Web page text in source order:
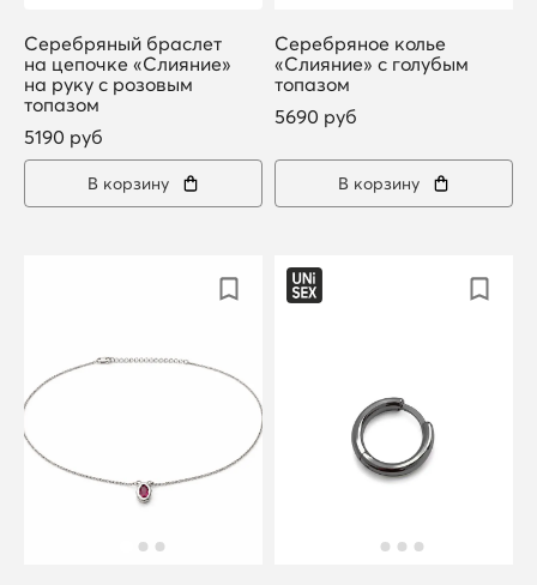
Серебряный браслет
на цепочке «Слияние»
на руку с розовым
топазом
5190 руб
В корзину
Серебряное колье
«Слияние» с голубым
топазом
5690 руб
В корзину